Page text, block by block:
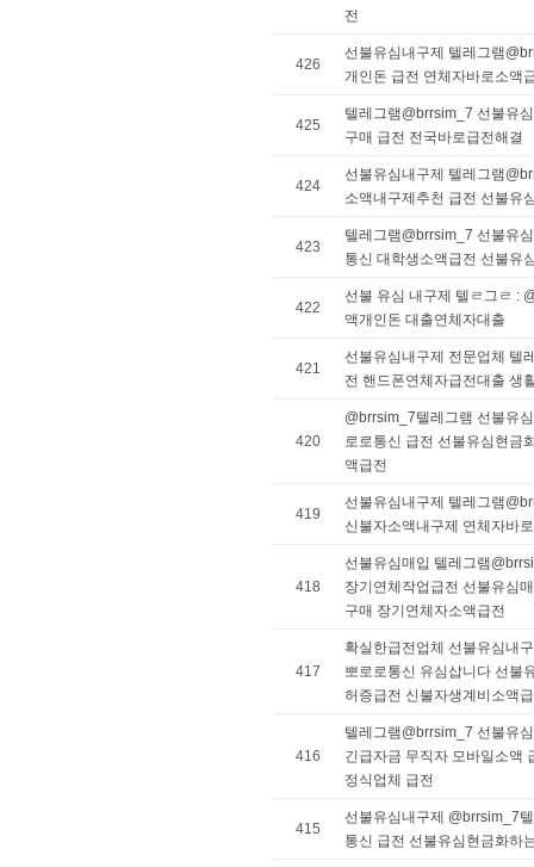
전
426
선불유심내구제 텔레그램
개인돈 급전 연체자바로소액
425
텔레그램@brrsim_7 선불유
구매 급전 전국바로급전해결
424
선불유심내구제 텔레그램
소액내구제추천 급전 선불유
423
텔레그램@brrsim_7 선불유
통신 대학생소액급전 선불유
422
선불 유심 내구제 텔ㄹ그ㄹ :
액개인돈 대출연체자대출
421
선불유심내구제 전문업체 텔
전 핸드폰연체자급전대출 생
420
@brrsim_7텔레그램 선불유
로로통신 급전 선불유심현금
액급전
419
선불유심내구제 텔레그램
신불자소액내구제 연체자바
418
선불유심매입 텔레그램
장기연체작업급전 선불유심
구매 장기연체자소액급전
417
확실한급전업체 선불유심내
뽀로로통신 유심삽니다 선불
허증급전 신불자생계비소액
416
텔레그램@brrsim_7 선불유
긴급자금 무직자 모바일소액
정식업체 급전
415
선불유심내구제 @brrsim_7
통신 급전 선불유심현금화하